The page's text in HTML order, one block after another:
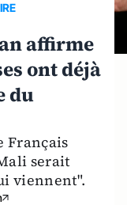
affirme
ont déjà
du
Français
serait
viennent".